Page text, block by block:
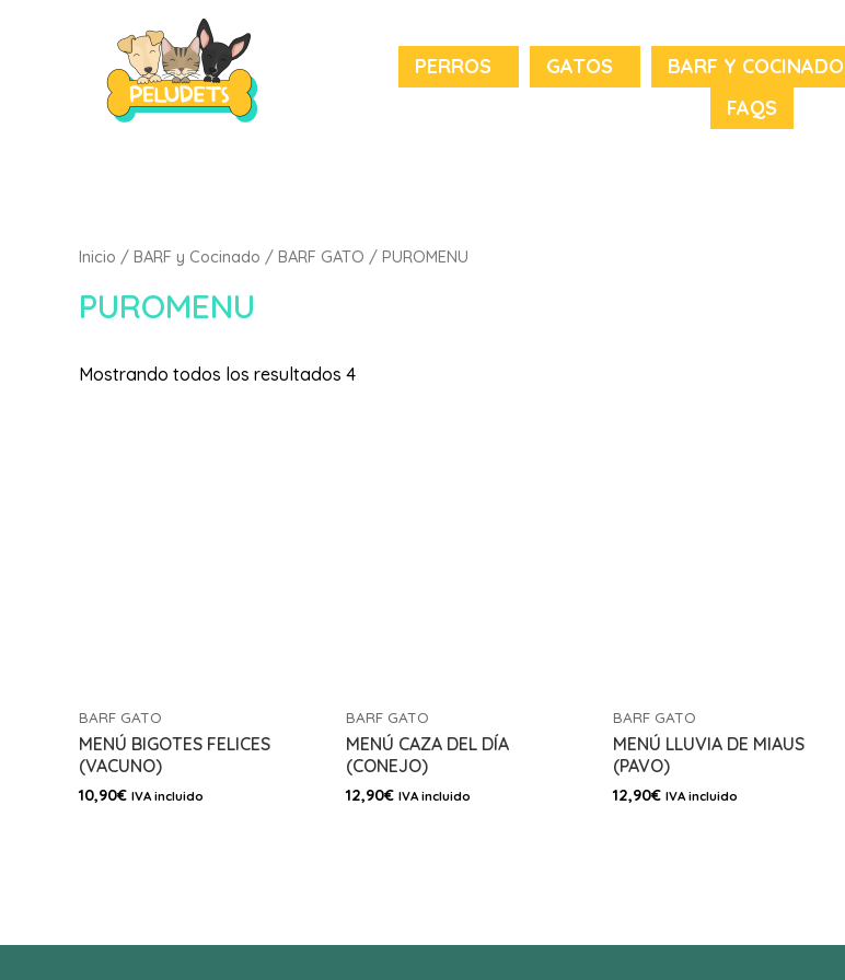
PERROS GATOS BARF Y COCINADO
FAQS
Inicio / BARF y Cocinado / BARF GATO / PUROMENU
PUROMENU
Mostrando todos los resultados 4
BARF GATO
MENÚ BIGOTES FELICES
(VACUNO)
10,90€ IVA incluido
BARF GATO
MENÚ CAZA DEL DÍA
(CONEJO)
12,90€ IVA incluido
BARF GATO
MENÚ LLUVIA DE MIAUS
(PAVO)
12,90€ IVA incluido